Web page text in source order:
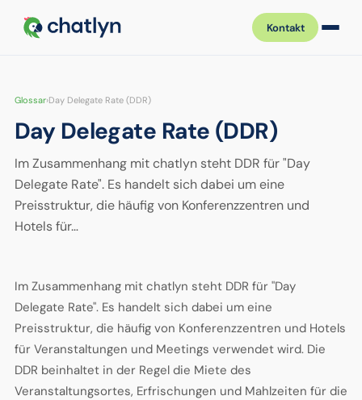
Kontakt
Glossar›Day Delegate Rate (DDR)
Day Delegate Rate (DDR)
Im Zusammenhang mit chatlyn steht DDR für "Day
Delegate Rate". Es handelt sich dabei um eine
Preisstruktur, die häufig von Konferenzzentren und
Hotels für…
Im Zusammenhang mit chatlyn steht DDR für "Day
Delegate Rate". Es handelt sich dabei um eine
Preisstruktur, die häufig von Konferenzzentren und Hotels
für Veranstaltungen und Meetings verwendet wird. Die
DDR beinhaltet in der Regel die Miete des
Veranstaltungsortes, Erfrischungen und Mahlzeiten für die